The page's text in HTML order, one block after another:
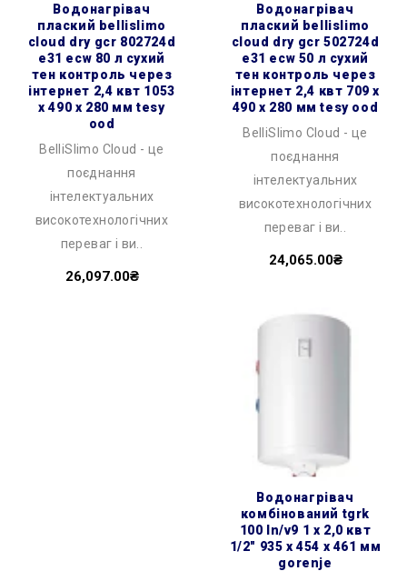
водонагрівач
плаский bellislimo
cloud dry gcr 802724d
e31 ecw 80 л сухий
тен контроль через
інтернет 2,4 квт 1053
x 490 x 280 мм tesy
ood
BelliSlimo Cloud - це
поєднання
інтелектуальних
високотехнологічних
переваг і ви..
26,097.00₴
водонагрівач
плаский bellislimo
cloud dry gcr 502724d
e31 ecw 50 л сухий
тен контроль через
інтернет 2,4 квт 709 x
490 x 280 мм tesy ood
BelliSlimo Cloud - це
поєднання
інтелектуальних
високотехнологічних
переваг і ви..
24,065.00₴
водонагрівач
комбінований tgrk
100 ln/v9 1 х 2,0 квт
1/2″ 935 x 454 x 461 мм
gorenje